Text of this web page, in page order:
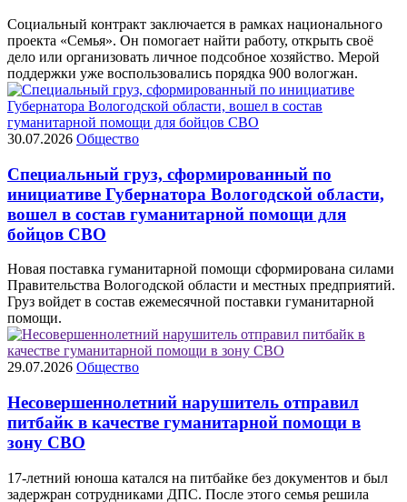
Социальный контракт заключается в рамках национального
проекта «Семья». Он помогает найти работу, открыть своё
дело или организовать личное подсобное хозяйство. Мерой
поддержки уже воспользовались порядка 900 вологжан.
30.07.2026 Общество
Специальный груз, сформированный по
инициативе Губернатора Вологодской области,
вошел в состав гуманитарной помощи для
бойцов СВО
Новая поставка гуманитарной помощи сформирована силами
Правительства Вологодской области и местных предприятий.
Груз войдет в состав ежемесячной поставки гуманитарной
помощи.
29.07.2026 Общество
Несовершеннолетний нарушитель отправил
питбайк в качестве гуманитарной помощи в
зону СВО
17-летний юноша катался на питбайке без документов и был
задержран сотрудниками ДПС. После этого семья решила